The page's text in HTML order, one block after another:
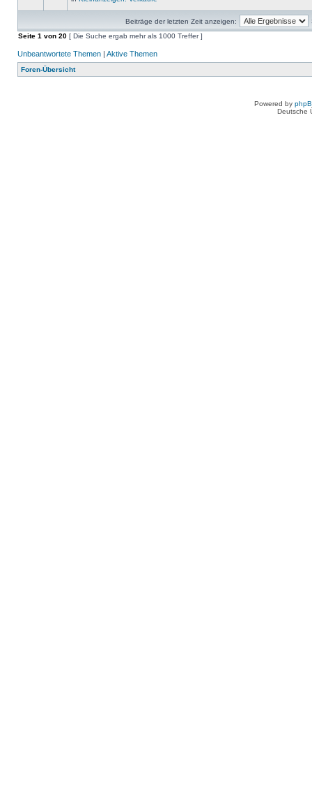
Beiträge der letzten Zeit anzeigen:
Seite 1 von 20 [ Die Suche ergab mehr als 1000 Treffer ]
Unbeantwortete Themen | Aktive Themen
Foren-Übersicht
Powered by
Deutsche